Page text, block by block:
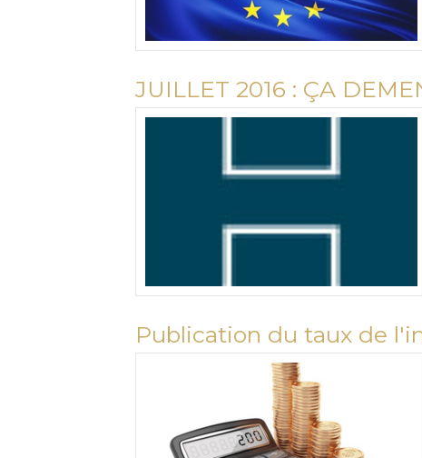
JUILLET 2016 : ÇA
Publication du taux de